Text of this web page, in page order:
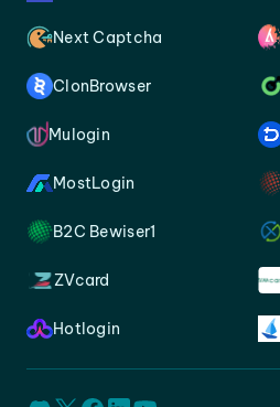
Next Captcha
ClonBrowser
Mulogin
MostLogin
B2C Bewiser1
ZVcard
Hotlogin